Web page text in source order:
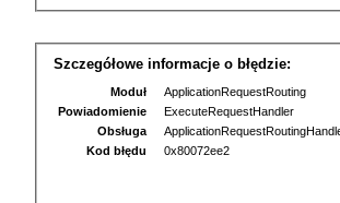
Szczegółowe informacje o błędzie:
Moduł
ApplicationRequestRouting
Powiadomienie
ExecuteRequestHandler
Obsługa
Kod błędu
0x80072ee2